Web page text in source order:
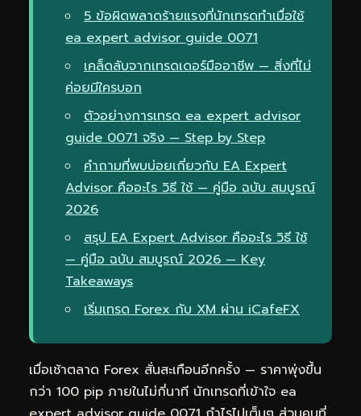
5 ข้อผิดพลาดร้ายแรงที่นักเทรดทำเมื่อใช้
ea expert advisor guide 0071
เคล็ดลับจากเทรดเดอร์มืออาชีพ — สิ่งที่ไม่
ค่อยมีใครบอก
ตัวอย่างการเทรด ea expert advisor
guide 0071 จริง — Step by Step
คำถามที่พบบ่อยเกี่ยวกับ EA Expert
Advisor คืออะไร วิธี ใช้ — คู่มือ ฉบับ สมบูรณ์
2026
สรุป EA Expert Advisor คืออะไร วิธี ใช้
— คู่มือ ฉบับ สมบูรณ์ 2026 — Key
Takeaways
เริ่มเทรด Forex กับ XM ผ่าน iCafeFX
เมื่อเช้าตลาด Forex สั่นสะเทือนอีกครั้ง — ราคาพุ่งขึ้น
กว่า 100 pip ภายในไม่กี่นาที นักเทรดที่เข้าใจ ea